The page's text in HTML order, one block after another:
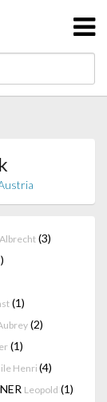
Albrecht (3)
(1)
(2)
(1)
Henri(4)
Leopold (1)